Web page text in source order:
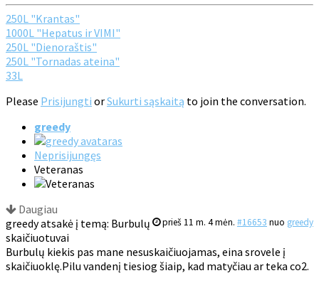
250L "Krantas"
1000L "Hepatus ir VIMI"
250L "Dienoraštis"
250L "Tornadas ateina"
33L
Please Prisijungti orSukurti sąskaitą to join the conversation.
greedy
Neprisijungęs
Veteranas
Daugiau
prieš 11 m. 4 mėn. #16653 nuo greedy
greedy atsakė į temą: Burbulų
skaičiuotuvai
Burbulų kiekis pas mane nesuskaičiuojamas, eina srovele į
skaičiuoklę.Pilu vandenį tiesiog šiaip, kad matyčiau ar teka co2.